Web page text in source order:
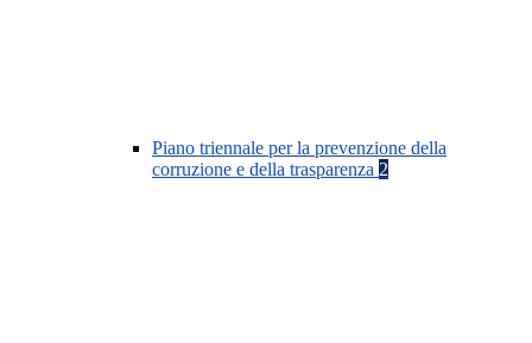
Piano triennale per la prevenzione della
corruzione e della trasparenza 2